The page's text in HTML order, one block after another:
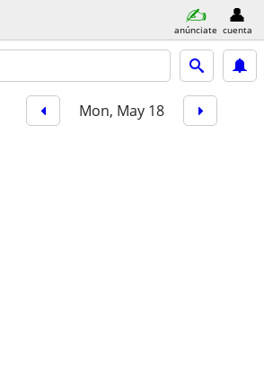
anúnciate cuenta
Mon, May 18